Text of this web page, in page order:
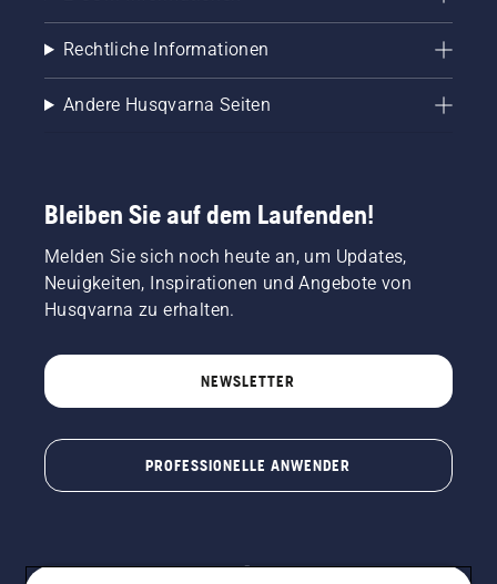
Rechtliche Informationen
Andere Husqvarna Seiten
Bleiben Sie auf dem Laufenden!
Melden Sie sich noch heute an, um Updates,
Neuigkeiten, Inspirationen und Angebote von
Husqvarna zu erhalten.
NEWSLETTER
PROFESSIONELLE ANWENDER